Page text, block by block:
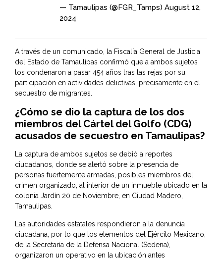
— Tamaulipas (@FGR_Tamps) August 12,
2024
A través de un comunicado, la Fiscalía General de Justicia
del Estado de Tamaulipas confirmó que a ambos sujetos
los condenaron a pasar 454 años tras las rejas por su
participación en actividades delictivas, precisamente en el
secuestro de migrantes.
¿Cómo se dio la captura de los dos
miembros del Cártel del Golfo (CDG)
acusados de secuestro en Tamaulipas?
La captura de ambos sujetos se debió a reportes
ciudadanos, donde se alertó sobre la presencia de
personas fuertemente armadas, posibles miembros del
crimen organizado, al interior de un inmueble ubicado en la
colonia Jardín 20 de Noviembre, en Ciudad Madero,
Tamaulipas.
Las autoridades estatales respondieron a la denuncia
ciudadana, por lo que los elementos del Ejército Mexicano,
de la Secretaría de la Defensa Nacional (Sedena),
organizaron un operativo en la ubicación antes